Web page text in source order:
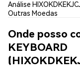
Análise
Outras Moedas
Onde posso
KEYBOARD